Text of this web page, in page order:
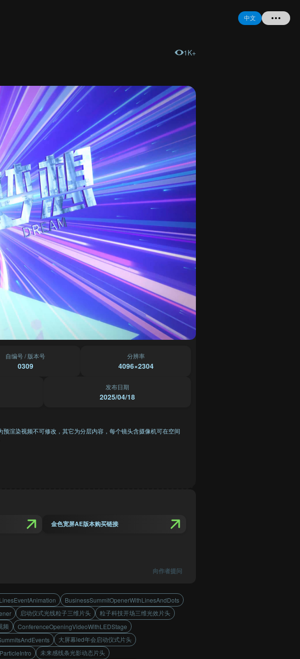
中文
1K+
自编号 / 版本号
0309
分辨率
4096×2304
发布日期
2025/04/18
渲染视频不可修改，其它为分层内容，每个镜头含摄像机可在空间
金色宽屏AE版本购买链接
向作者提问
BusinessSummitOpenerWithLinesAndDots
启动仪式光线粒子三维片头
粒子科技开场三维光效片头
频
ConferenceOpeningVideoWithLEDStage
大屏幕led年会启动仪式片头
未来感线条光影动态片头